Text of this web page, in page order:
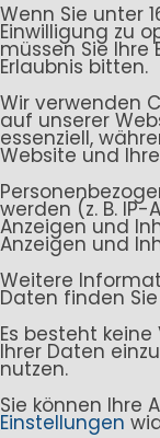
Wenn Sie unter
Einwilligung zu
müssen Sie
Erlaubnis bitten.
Wir verwenden
auf unserer
essenziell,
Website und
werden (z. B. IP-
Anzeigen und
Anzeigen und
Weitere
Daten finden
Es besteht
Ihrer Daten
nutzen.
Sie können Ihre
Einstellungen